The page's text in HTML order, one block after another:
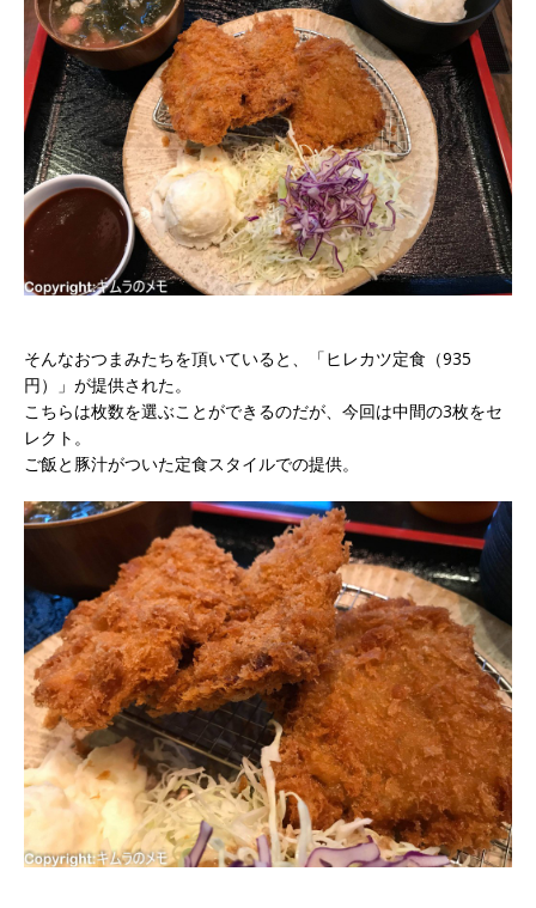
そんなおつまみたちを頂いていると、「ヒレカツ定食（935
円）」が提供された。
こちらは枚数を選ぶことができるのだが、今回は中間の3枚をセ
レクト。
ご飯と豚汁がついた定食スタイルでの提供。